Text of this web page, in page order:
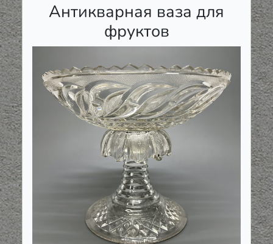
Антикварная ваза для
фруктов